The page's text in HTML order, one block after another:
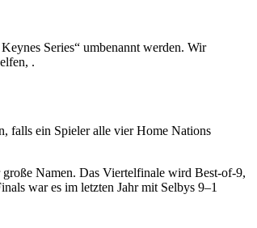
Series“ umbenannt werden. Wir
.
falls ein Spieler alle vier Home Nations
Namen. Das Viertelfinale wird Best-of-9,
war es im letzten Jahr mit Selbys 9–1